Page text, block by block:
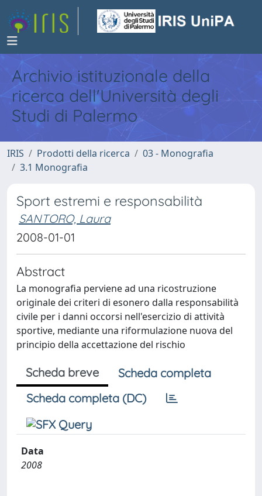
Archivio istituzionale della
ricerca dell'Università degli
Studi di Palermo
IRIS Prodotti della ricerca
03 - Monografia
3.1 Monografia
Sport estremi e responsabilità
SANTORO, Laura
2008-01-01
Abstract
La monografia perviene ad una ricostruzione
originale dei criteri di esonero dalla responsabilità
civile per i danni occorsi nell'esercizio di attività
sportive, mediante una riformulazione nuova del
principio della accettazione del rischio
Scheda breve
Scheda completa
Scheda completa (DC)
Data
2008